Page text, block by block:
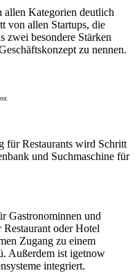
allen Kategorien deutlich
von allen Startups, die
zwei besondere Stärken
zu nennen.
für Restaurants wird Schritt
und Suchmaschine für
Gastronominnen und
oder Hotel
Zugang zu einem
Außerdem ist igetnow
integriert.